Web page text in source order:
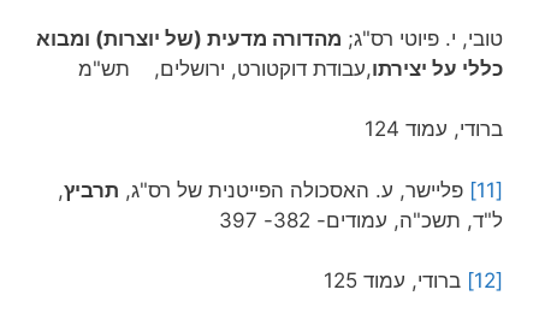
טובי, י. פיוטי רס"ג; מהדורה מדעית (של יוצרות) ומבוא
כללי על יצירתו,עבודת דוקטורט, ירושלים, תש"מ
ברודי, עמוד 124
[11] פליישר, ע. האסכולה הפייטנית של רס"ג, תרביץ,
ל"ד, תשכ"ה, עמודים- 382- 397
[12] ברודי, עמוד 125